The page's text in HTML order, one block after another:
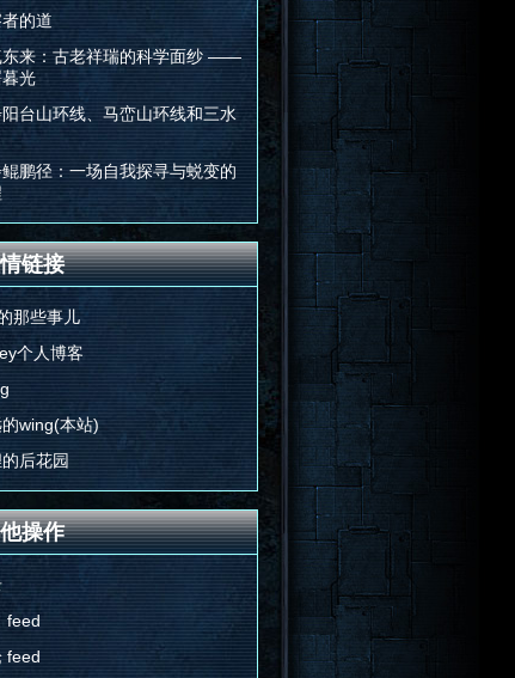
的道
东来：古老祥瑞的科学面纱 ——
光
台山环线、马峦山环线和三水
鹏径：一场自我探寻与蜕变的
链接
那些事儿
个人博客
wing(本站)
的后花园
操作
feed
feed